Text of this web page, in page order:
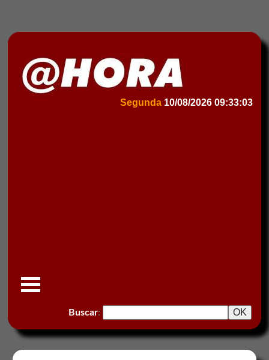
Segunda 10/08/2026 09:33:03
Buscar: